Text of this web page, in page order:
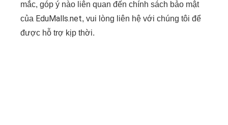
mắc, góp ý nào liên quan đến chính sách bảo mật
của EduMalls.net, vui lòng liên hệ với chúng tôi để
được hỗ trợ kịp thời.